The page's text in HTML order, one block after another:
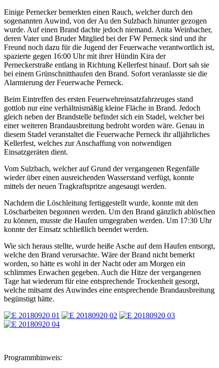
Einige Pernecker bemerkten einen Rauch, welcher durch den
sogenannten Auwind, von der Au den Sulzbach hinunter gezogen
wurde. Auf einen Brand dachte jedoch niemand. Anita Weinbacher,
deren Vater und Bruder Mitglied bei der FW Perneck sind und ihr
Freund noch dazu für die Jugend der Feuerwache verantwortlich ist,
spazierte gegen 16:00 Uhr mit ihrer Hündin Kira der
Perneckerstraße entlang in Richtung Kellerfest hinauf. Dort sah sie
bei einem Grünschnitthaufen den Brand. Sofort veranlasste sie die
Alarmierung der Feuerwache Perneck.
Beim Eintreffen des ersten Feuerwehreinsatzfahrzeuges stand
gottlob nur eine verhältnismäßig kleine Fläche in Brand. Jedoch
gleich neben der Brandstelle befindet sich ein Stadel, welcher bei
einer weiteren Brandausbreitung bedroht worden wäre. Genau in
diesem Stadel veranstaltet die Feuerwache Perneck ihr alljährliches
Kellerfest, welches zur Anschaffung von notwendigen
Einsatzgeräten dient.
Vom Sulzbach, welcher auf Grund der vergangenen Regenfälle
wieder über einen ausreichenden Wasserstand verfügt, konnte
mittels der neuen Tragkraftspritze angesaugt werden.
Nachdem die Löschleitung fertiggestellt wurde, konnte mit den
Löscharbeiten begonnen werden. Um den Brand gänzlich ablöschen
zu können, musste die Haufen umgegraben werden. Um 17:30 Uhr
konnte der Einsatz schließlich beendet werden.
Wie sich heraus stellte, wurde heiße Asche auf dem Haufen entsorgt,
welche den Brand verursachte. Wäre der Brand nicht bemerkt
worden, so hätte es wohl in der Nacht oder am Morgen ein
schlimmes Erwachen gegeben. Auch die Hitze der vergangenen
Tage hat wiederum für eine entsprechende Trockenheit gesorgt,
welche mitsamt des Auwindes eine entsprechende Brandausbreitung
begünstigt hätte.
Programmhinweis: